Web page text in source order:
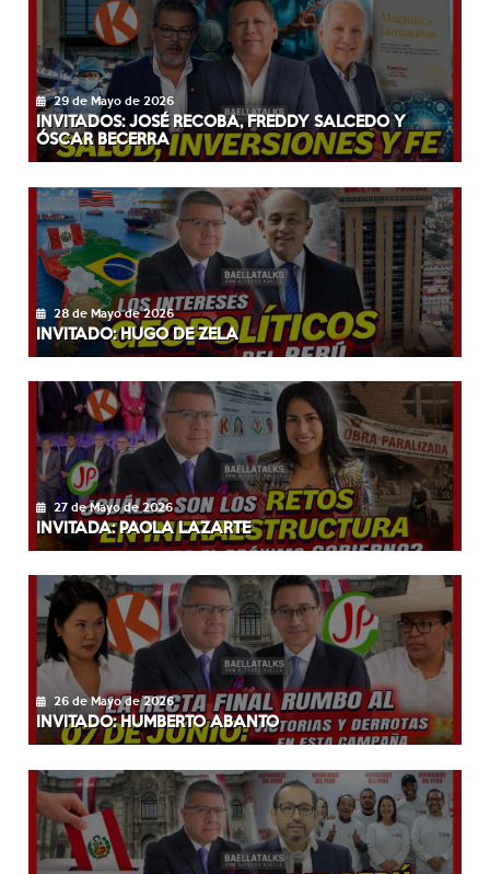
29 de Mayo de 2026
INVITADOS: JOSÉ RECOBA, FREDDY SALCEDO Y
ÓSCAR BECERRA
28 de Mayo de 2026
INVITADO: HUGO DE ZELA
27 de Mayo de 2026
INVITADA: PAOLA LAZARTE
26 de Mayo de 2026
INVITADO: HUMBERTO ABANTO